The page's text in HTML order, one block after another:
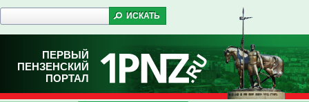
ПЕРВЫЙ
ПЕНЗЕНСКИЙ
ПОРТАЛ